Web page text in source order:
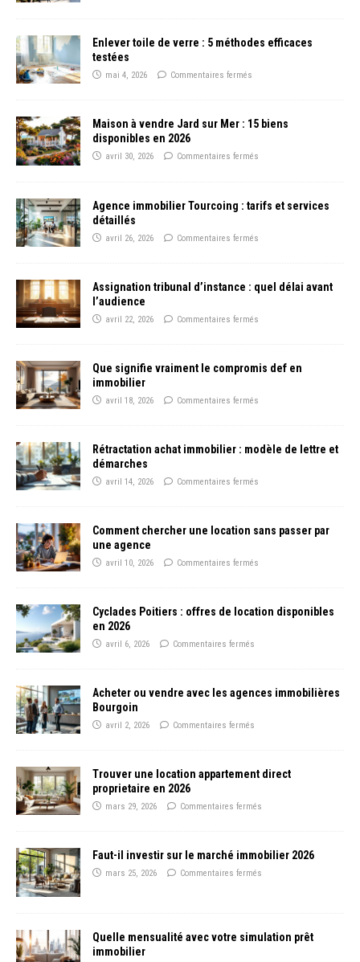
Enlever toile de verre : 5 méthodes efficaces
testées
mai 4, 2026 Commentaires fermés
Maison à vendre Jard sur Mer : 15 biens
disponibles en 2026
avril 30, 2026 Commentaires fermés
Agence immobilier Tourcoing : tarifs et services
détaillés
avril 26, 2026 Commentaires fermés
Assignation tribunal d’instance : quel délai avant
l’audience
avril 22, 2026 Commentaires fermés
Que signifie vraiment le compromis def en
immobilier
avril 18, 2026 Commentaires fermés
Rétractation achat immobilier : modèle de lettre et
démarches
avril 14, 2026 Commentaires fermés
Comment chercher une location sans passer par
une agence
avril 10, 2026 Commentaires fermés
Cyclades Poitiers : offres de location disponibles
en 2026
avril 6, 2026 Commentaires fermés
Acheter ou vendre avec les agences immobilières
Bourgoin
avril 2, 2026 Commentaires fermés
Trouver une location appartement direct
proprietaire en 2026
mars 29, 2026 Commentaires fermés
Faut-il investir sur le marché immobilier 2026
mars 25, 2026 Commentaires fermés
Quelle mensualité avec votre simulation prêt
immobilier